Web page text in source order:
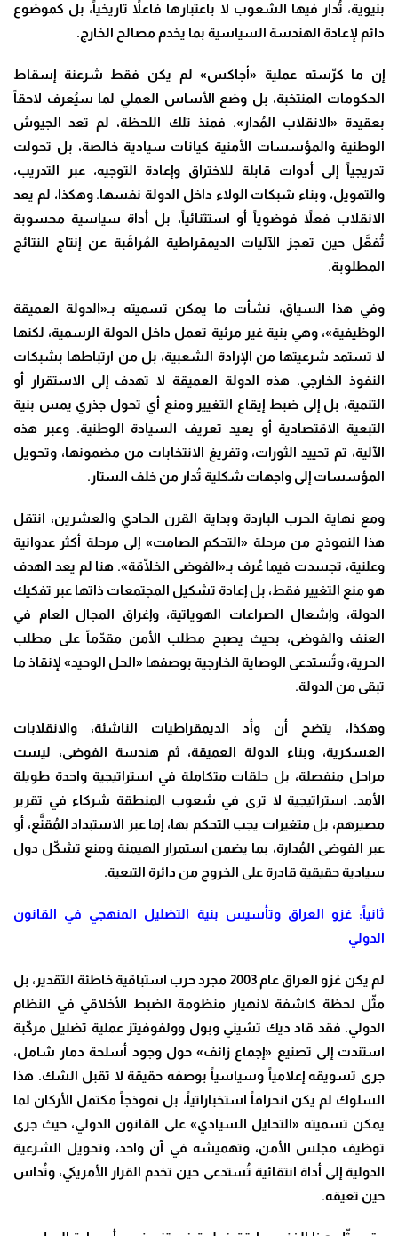
بنيوية، تُدار فيها الشعوب لا باعتبارها فاعلاً تاريخياً، بل كموضوع
دائم لإعادة الهندسة السياسية بما يخدم مصالح الخارج.
إن ما كرّسته عملية «أجاكس» لم يكن فقط شرعنة إسقاط
الحكومات المنتخبة، بل وضع الأساس العملي لما سيُعرف لاحقاً
بعقيدة «الانقلاب المُدار». فمنذ تلك اللحظة، لم تعد الجيوش
الوطنية والمؤسسات الأمنية كيانات سيادية خالصة، بل تحولت
تدريجياً إلى أدوات قابلة للاختراق وإعادة التوجيه، عبر التدريب،
والتمويل، وبناء شبكات الولاء داخل الدولة نفسها. وهكذا، لم يعد
الانقلاب فعلاً فوضوياً أو استثنائياً، بل أداة سياسية محسوبة
تُفعَّل حين تعجز الآليات الديمقراطية المُراقَبة عن إنتاج النتائج
المطلوبة.
وفي هذا السياق، نشأت ما يمكن تسميته بـ«الدولة العميقة
الوظيفية»، وهي بنية غير مرئية تعمل داخل الدولة الرسمية، لكنها
لا تستمد شرعيتها من الإرادة الشعبية، بل من ارتباطها بشبكات
النفوذ الخارجي. هذه الدولة العميقة لا تهدف إلى الاستقرار أو
التنمية، بل إلى ضبط إيقاع التغيير ومنع أي تحول جذري يمس بنية
التبعية الاقتصادية أو يعيد تعريف السيادة الوطنية. وعبر هذه
الآلية، تم تحييد الثورات، وتفريغ الانتخابات من مضمونها، وتحويل
المؤسسات إلى واجهات شكلية تُدار من خلف الستار.
ومع نهاية الحرب الباردة وبداية القرن الحادي والعشرين، انتقل
هذا النموذج من مرحلة «التحكم الصامت» إلى مرحلة أكثر عدوانية
وعلنية، تجسدت فيما عُرف بـ«الفوضى الخلّاقة». هنا لم يعد الهدف
هو منع التغيير فقط، بل إعادة تشكيل المجتمعات ذاتها عبر تفكيك
الدولة، وإشعال الصراعات الهوياتية، وإغراق المجال العام في
العنف والفوضى، بحيث يصبح مطلب الأمن مقدّماً على مطلب
الحرية، وتُستدعى الوصاية الخارجية بوصفها «الحل الوحيد» لإنقاذ ما
تبقى من الدولة.
وهكذا، يتضح أن وأد الديمقراطيات الناشئة، والانقلابات
العسكرية، وبناء الدولة العميقة، ثم هندسة الفوضى، ليست
مراحل منفصلة، بل حلقات متكاملة في استراتيجية واحدة طويلة
الأمد. استراتيجية لا ترى في شعوب المنطقة شركاء في تقرير
مصيرهم، بل متغيرات يجب التحكم بها، إما عبر الاستبداد المُقنَّع، أو
عبر الفوضى المُدارة، بما يضمن استمرار الهيمنة ومنع تشكّل دول
سيادية حقيقية قادرة على الخروج من دائرة التبعية.
ثانياً: غزو العراق وتأسيس بنية التضليل المنهجي في القانون
الدولي
لم يكن غزو العراق عام 2003 مجرد حرب استباقية خاطئة التقدير، بل
مثّل لحظة كاشفة لانهيار منظومة الضبط الأخلاقي في النظام
الدولي. فقد قاد ديك تشيني وبول وولفوفيتز عملية تضليل مركّبة
استندت إلى تصنيع «إجماع زائف» حول وجود أسلحة دمار شامل،
جرى تسويقه إعلامياً وسياسياً بوصفه حقيقة لا تقبل الشك. هذا
السلوك لم يكن انحرافاً استخباراتياً، بل نموذجاً مكتمل الأركان لما
يمكن تسميته «التحايل السيادي» على القانون الدولي، حيث جرى
توظيف مجلس الأمن، وتهميشه في آن واحد، وتحويل الشرعية
الدولية إلى أداة انتقائية تُستدعى حين تخدم القرار الأمريكي، وتُداس
حين تعيقه.